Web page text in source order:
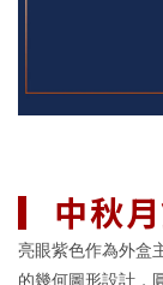
▎中秋
亮眼紫色作為外盒
的幾何圖形設計，